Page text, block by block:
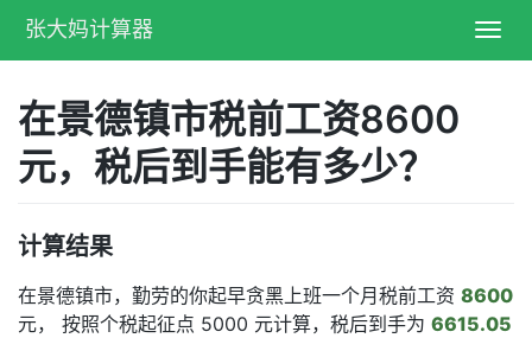
张大妈计算器
在景德镇市税前工资8600
元，税后到手能有多少？
计算结果
在景德镇市，勤劳的你起早贪黑上班一个月税前工资 8600
元， 按照个税起征点 5000 元计算，税后到手为 6615.05